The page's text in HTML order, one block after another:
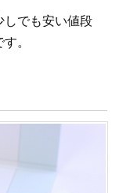
しでも安い値段
。